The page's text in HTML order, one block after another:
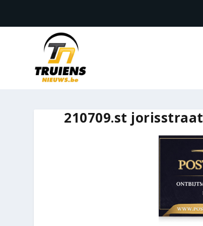
210709.st jorisstraat